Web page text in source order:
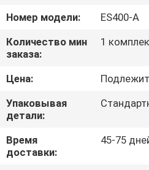
О
НАС
ПУТЕШЕСТВИЕ
ФАБРИКИ
ПРОВЕРКА
КАЧЕСТВА
Номер модели:
ES400-A
Количество мин
заказа:
1
Цена:
Упаковывая
детали:
Время
доставки:
45-75